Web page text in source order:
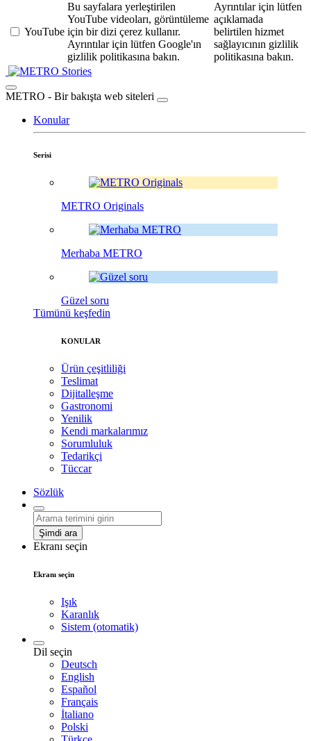
YouTube
Bu sayfalara yerleştirilen
YouTube videoları, görüntüleme
için bir dizi çerez kullanır.
Ayrıntılar için lütfen Google'ın
gizlilik politikasına bakın.
Ayrıntılar için lütfen
açıklamada
belirtilen hizmet
sağlayıcının gizlilik
politikasına bakın.
Stories
METRO - Bir bakışta web siteleri
Konular
Serisi
METRO Originals
Merhaba METRO
Güzel soru
Tümünü keşfedin
KONULAR
Ürün çeşitliliği
Teslimat
Dijitalleşme
Gastronomi
Yenilik
Kendi markalarımız
Sorumluluk
Tedarikçi
Tüccar
Sözlük
Şimdi ara
Ekranı seçin
Ekranı seçin
Işık
Karanlık
Sistem (otomatik)
Dil seçin
Deutsch
English
Español
Français
İtaliano
Polski